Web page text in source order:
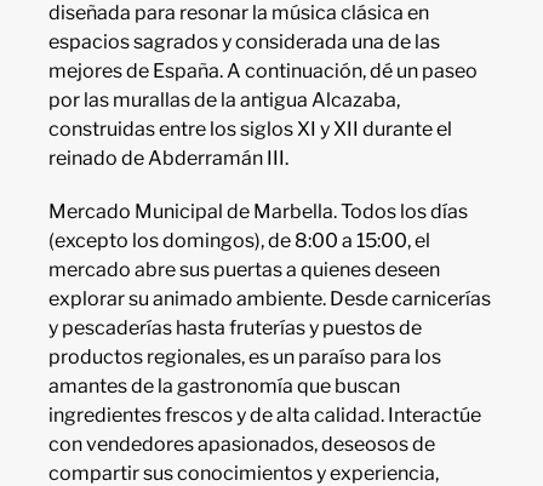
diseñada para resonar la música clásica en
espacios sagrados y considerada una de las
mejores de España. A continuación, dé un paseo
por las murallas de la antigua Alcazaba,
construidas entre los siglos XI y XII durante el
reinado de Abderramán III.
Mercado Municipal de Marbella. Todos los días
(excepto los domingos), de 8:00 a 15:00, el
mercado abre sus puertas a quienes deseen
explorar su animado ambiente. Desde carnicerías
y pescaderías hasta fruterías y puestos de
productos regionales, es un paraíso para los
amantes de la gastronomía que buscan
ingredientes frescos y de alta calidad. Interactúe
con vendedores apasionados, deseosos de
compartir sus conocimientos y experiencia,